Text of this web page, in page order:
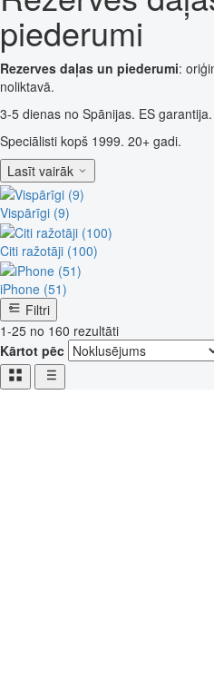
piederumi
Rezerves daļas un piederumi:
noliktavā.
3-5 dienas no Spānijas. ES garantija.
Speciālisti kopš 1999. 20+ gadi.
Lasīt vairāk
Vispārīgi (9)
Citi ražotāji (100)
iPhone (51)
Filtri
1-25 no 160 rezultāti
Kārtot pēc